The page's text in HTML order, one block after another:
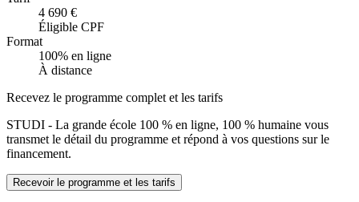
4 690 €
Éligible CPF
Format
100% en ligne
À distance
Recevez le programme complet et les tarifs
STUDI - La grande école 100 % en ligne, 100 % humaine vous
transmet le détail du programme et répond à vos questions sur le
financement.
Recevoir le programme et les tarifs